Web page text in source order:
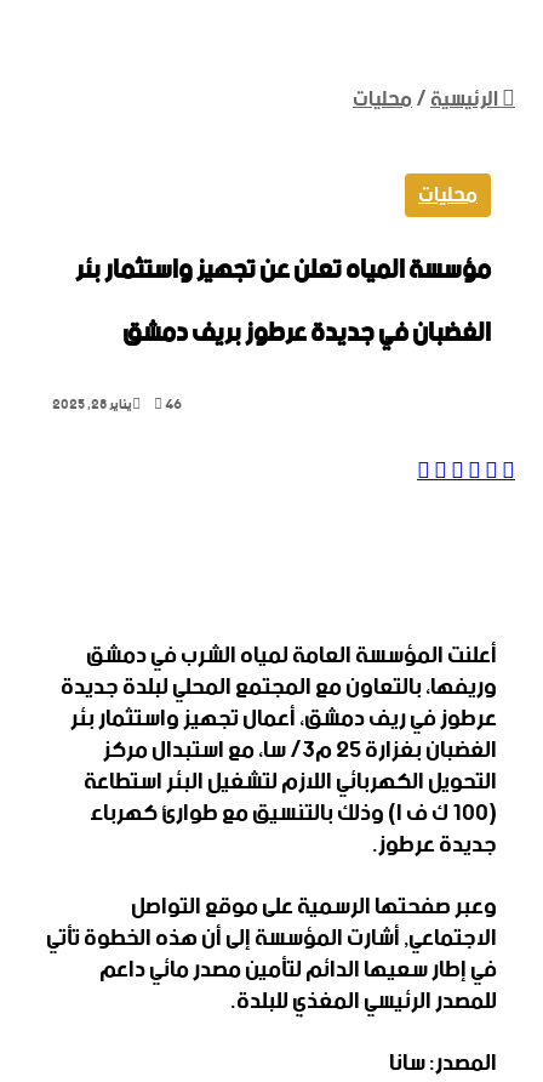
الرئيسية/محليات
محليات
مؤسسة المياه تعلن عن تجهيز واستثمار بئر
الغضبان في جديدة ‏عرطوز بريف دمشق ‏
يناير 28, 2025 46
فيسبوك‫X
لينكدإنواتساب تيلقرام
أعلنت المؤسسة العامة لمياه الشرب في دمشق
وريفها، بالتعاون مع المجتمع ‏المحلي لبلدة جديدة
عرطوز في ريف دمشق، أعمال تجهيز واستثمار بئر
‏الغضبان بغزارة 25 م3/ سا، مع استبدال مركز
التحويل الكهربائي اللازم ‏لتشغيل البئر استطاعة
(‏100 ك ف ا) وذلك بالتنسيق مع طوارئ كهرباء
جديدة ‏عرطوز.‏
وعبر صفحتها الرسمية على موقع التواصل
الاجتماعي, أشارت المؤسسة إلى أن هذه الخطوة تأتي
في إطار سعيها الدائم لتأمين مصدر مائي ‏داعم
للمصدر الرئيسي المغذي للبلدة.‏
المصدر: سانا